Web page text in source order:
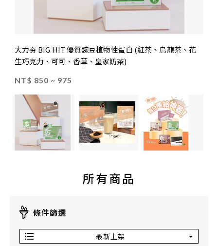
大力夯 BIG HIT 優質豌豆植物性蛋白 (紅茶、烏龍茶、花
生巧克力、可可、香草、皇家奶茶)
NT$ 850 ~ 975
所有商品
條件篩選
最新上架